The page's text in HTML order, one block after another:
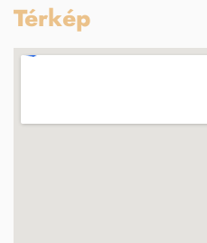
Térkép